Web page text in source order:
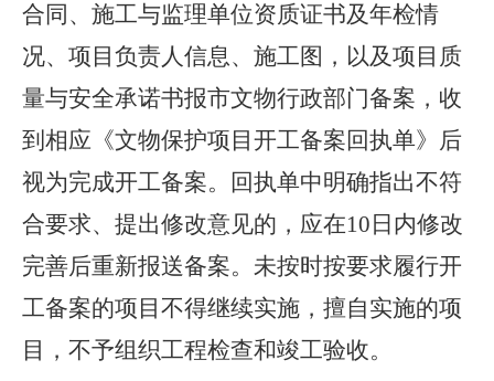
合同、施工与监理单位资质证书及年检情
况、项目负责人信息、施工图，以及项目质
量与安全承诺书报市文物行政部门备案，收
到相应《文物保护项目开工备案回执单》后
视为完成开工备案。回执单中明确指出不符
合要求、提出修改意见的，应在10日内修改
完善后重新报送备案。未按时按要求履行开
工备案的项目不得继续实施，擅自实施的项
目，不予组织工程检查和竣工验收。